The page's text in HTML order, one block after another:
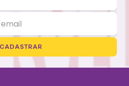
CADASTRAR